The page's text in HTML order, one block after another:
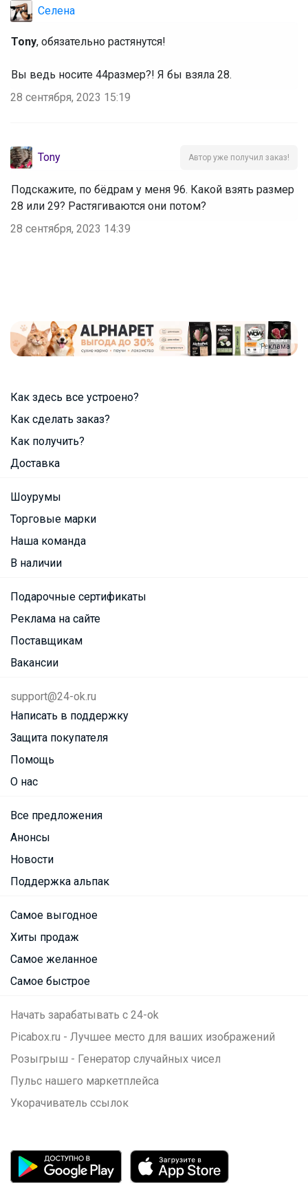
Селена
Tony, обязательно растянутся!
Вы ведь носите 44размер?! Я бы взяла 28.
28 сентября, 2023 15:19
Tony Автор уже получил заказ!
Подскажите, по бёдрам у меня 96. Какой взять размер
28 или 29? Растягиваются они потом?
28 сентября, 2023 14:39
Реклама
Как здесь все устроено?
Как сделать заказ?
Как получить?
Доставка
Шоурумы
Торговые марки
Наша команда
В наличии
Подарочные сертификаты
Реклама на сайте
Поставщикам
Вакансии
support@24-ok.ru
Написать в поддержку
Защита покупателя
Помощь
О нас
Все предложения
Анонсы
Новости
Поддержка альпак
Самое выгодное
Хиты продаж
Самое желанное
Самое быстрое
Начать зарабатывать с 24-ok
Picabox.ru - Лучшее место для ваших изображений
Розыгрыш - Генератор случайных чисел
Пульс нашего маркетплейса
Укорачиватель ссылок